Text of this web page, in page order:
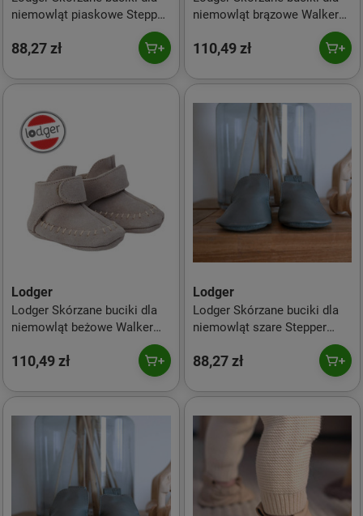
niemowląt piaskowe Stepper
88,27 zł
niemowląt brązowe Walker
110,49 zł
Lodger
Lodger Skórzane buciki dla
niemowląt beżowe Walker
110,49 zł
Lodger
Lodger Skórzane buciki dla
niemowląt szare Stepper
88,27 zł